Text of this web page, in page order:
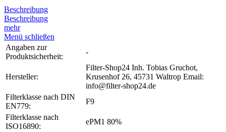
Beschreibung
Beschreibung
mehr
Menü schließen
Angaben zur
Produktsicherheit:
-
Hersteller:
Filter-Shop24 Inh. Tobias Gruchot,
Krusenhof 26, 45731 Waltrop Email:
info@filter-shop24.de
Filterklasse nach DIN
EN779:
F9
Filterklasse nach
ISO16890:
ePM1 80%